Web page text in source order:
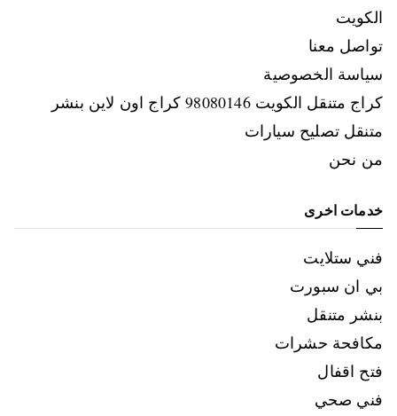
الكويت
تواصل معنا
سياسة الخصوصية
كراج متنقل الكويت 98080146‬ كراج اون لاين بنشر
متنقل تصليح سيارات
من نحن
خدمات اخرى
فني ستلايت
بي ان سبورت
بنشر متنقل
مكافحة حشرات
فتح اقفال
فني صحي